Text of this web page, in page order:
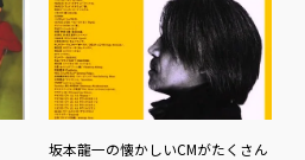
坂本龍一の懐かしいCMがたくさん